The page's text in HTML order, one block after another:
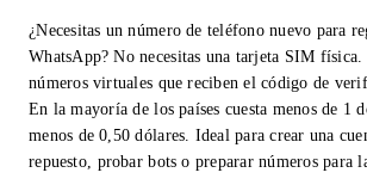
¿Necesitas un número de teléfono nuevo para
WhatsApp? No necesitas una tarjeta SIM
números virtuales que reciben el código de
En la mayoría de los países cuesta menos de 1
menos de 0,50 dólares. Ideal para crear una
repuesto, probar bots o preparar números para